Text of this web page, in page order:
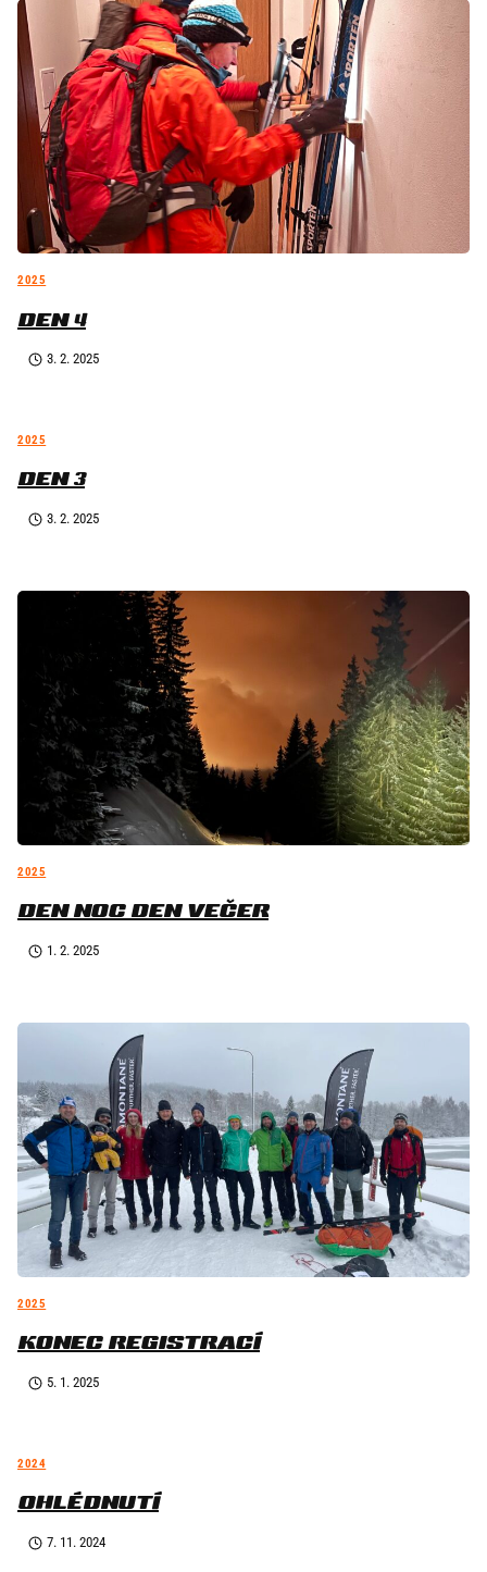
2025
DEN 4
3. 2. 2025
2025
DEN 3
3. 2. 2025
2025
DEN NOC DEN VEČER
1. 2. 2025
2025
KONEC REGISTRACÍ
5. 1. 2025
2024
OHLÉDNUTÍ
7. 11. 2024